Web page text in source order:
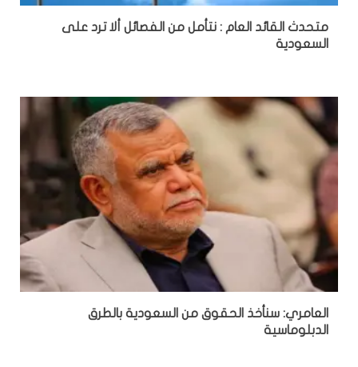
متحدث القائد العام : نتأمل من الفصائل ألا ترد على
السعودية
العامري: سنأخذ الحقوق من السعودية بالطرق
الدبلوماسية